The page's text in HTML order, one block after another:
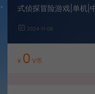
式侦探冒险游戏|单机|
2024-11-08
¥ 0 V币